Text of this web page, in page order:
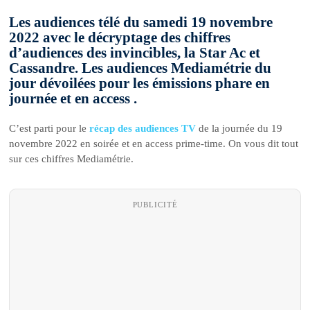
Les audiences télé du samedi 19 novembre
2022 avec le décryptage des chiffres
d’audiences des invincibles, la Star Ac et
Cassandre. Les audiences Mediamétrie du
jour dévoilées pour les émissions phare en
journée et en access .
C’est parti pour lerécap des audiences TV de la journée du 19
novembre 2022 en soirée et en access prime-time. On vous dit tout
sur ces chiffres Mediamétrie.
PUBLICITÉ